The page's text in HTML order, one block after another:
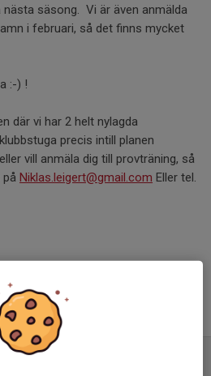
säsong. Vi är även anmälda
i februari, så det finns mycket
:-) !
där vi har 2 helt nylagda
precis intill planen
vill anmäla dig till provträning, så
Niklas.leigert@gmail.com Eller tel.
november